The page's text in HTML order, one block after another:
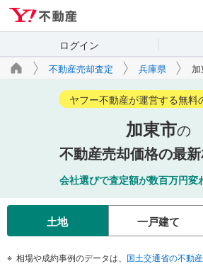
ログイン
不動産売却査定 兵庫県
ヤフー不動産が運営する無料
加東市の
不動産売却価格の最
会社選びで査定額が数百万円変
土地 一戸建て
相場や成約事例のデータは、 国土交通省の不動